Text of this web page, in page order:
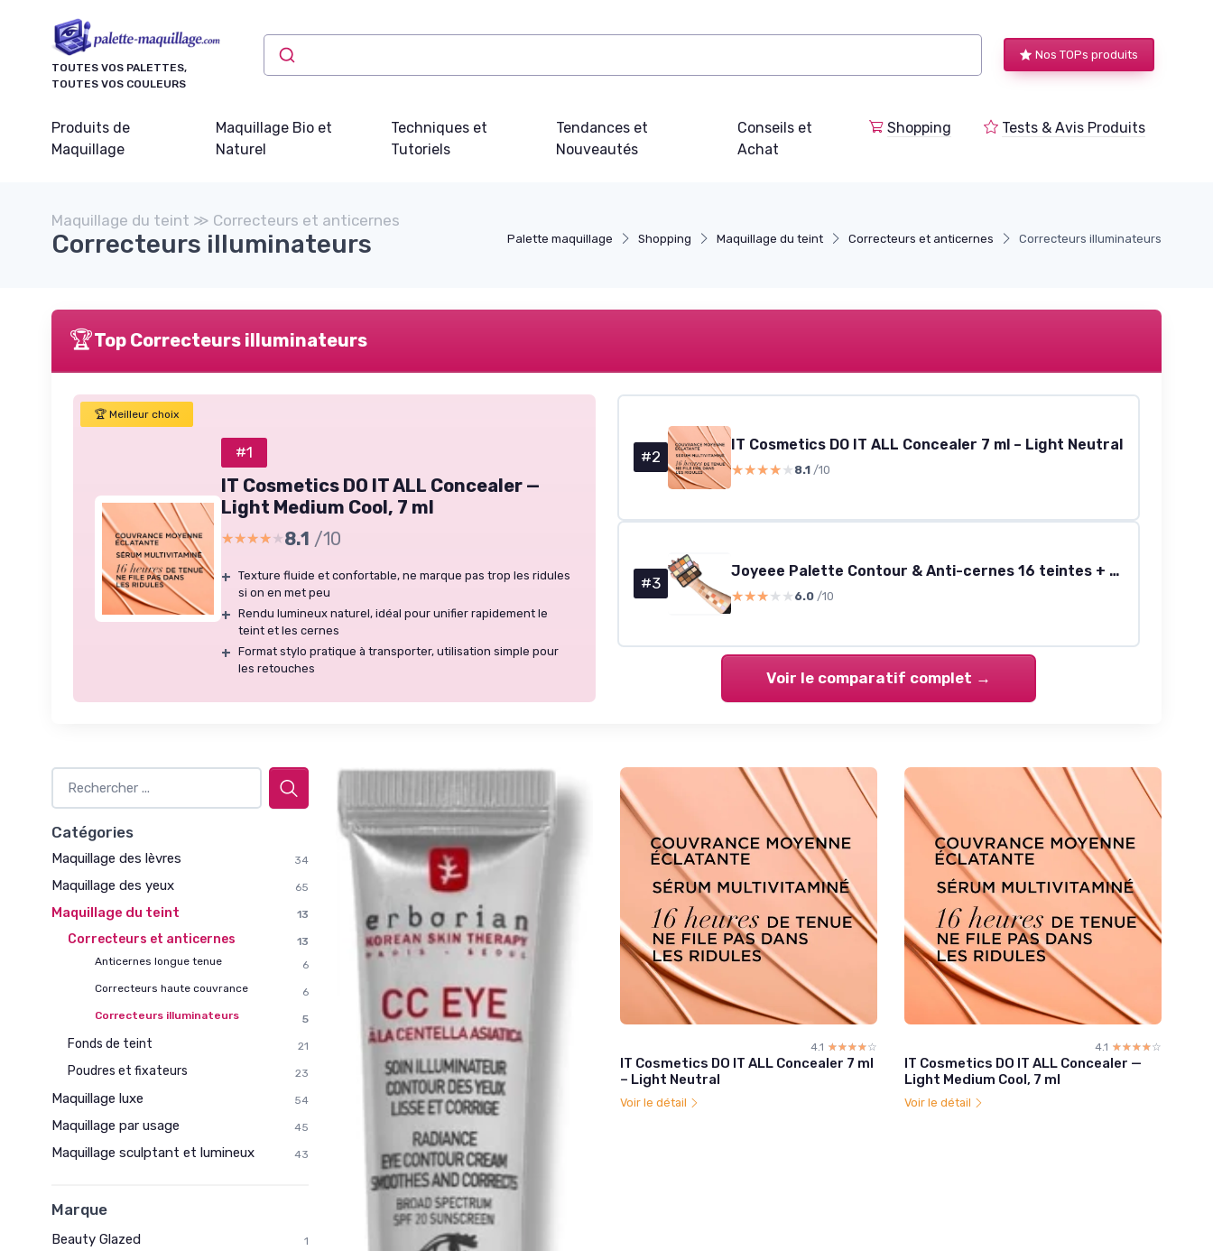
TOUTES VOS PALETTES,
TOUTES VOS COULEURS
Nos TOPs produits
Produits de
Maquillage
Maquillage Bio et
Naturel
Techniques et
Tutoriels
Tendances et
Nouveautés
Conseils et
Achat
Shopping Tests & Avis Produits
Palette maquillage Shopping Maquillage du teint Correcteurs et anticernes Correcteurs illuminateurs
Maquillage du teint ≫ Correcteurs et anticernes
Correcteurs illuminateurs
🏆Top Correcteurs illuminateurs
🏆 Meilleur choix
#1
IT Cosmetics DO IT ALL Concealer —
Light Medium Cool, 7 ml
★★★★★
★★★★★8.1 /10
+ Texture fluide et confortable, ne marque pas trop les ridules
si on en met peu
+ Rendu lumineux naturel, idéal pour unifier rapidement le
teint et les cernes
+ Format stylo pratique à transporter, utilisation simple pour
les retouches
#2
IT Cosmetics DO IT ALL Concealer 7 ml – Light Neutral
★★★★★
★★★★★ 8.1 /10
#3
Joyeee Palette Contour & Anti-cernes 16 teintes + Kit Pinceaux
★★★★★
★★★★★ 6.0 /10
Voir le comparatif complet →
Catégories
Maquillage des lèvres 34
Maquillage des yeux 65
Maquillage du teint 13
Correcteurs et anticernes
13
Anticernes longue tenue
6
Correcteurs haute couvrance
6
Correcteurs illuminateurs
5
Fonds de teint 21
Poudres et fixateurs 23
Maquillage luxe 54
Maquillage par usage 45
Maquillage sculptant et lumineux 43
Marque
Beauty Glazed 1
4.1 ☆☆☆☆☆
★★★★★
IT Cosmetics DO IT ALL Concealer 7 ml
– Light Neutral
Voir le détail
4.1 ☆☆☆☆☆
★★★★★
IT Cosmetics DO IT ALL Concealer —
Light Medium Cool, 7 ml
Voir le détail